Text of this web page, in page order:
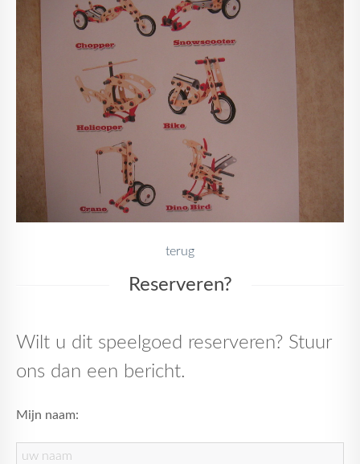
Routebeschrijving
terug
Reserveren?
Wilt u dit speelgoed reserveren? Stuur
ons dan een bericht.
Mijn naam: